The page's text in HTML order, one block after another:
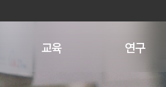
교육 연구